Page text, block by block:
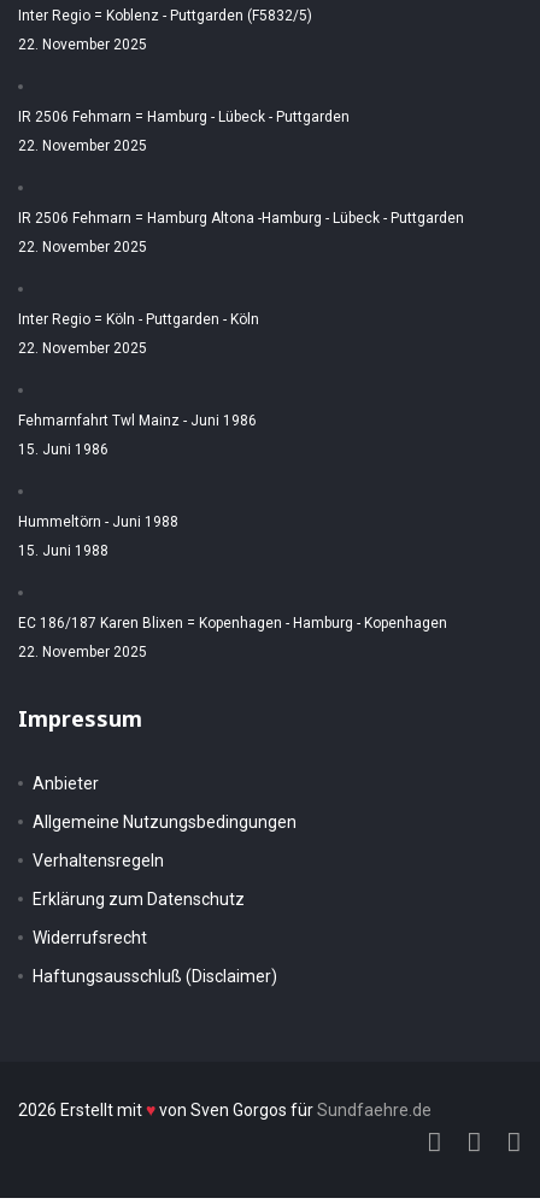
Inter Regio = Koblenz - Puttgarden (F5832/5)
22. November 2025
IR 2506 Fehmarn = Hamburg - Lübeck - Puttgarden
22. November 2025
IR 2506 Fehmarn = Hamburg Altona -Hamburg - Lübeck - Puttgarden
22. November 2025
Inter Regio = Köln - Puttgarden - Köln
22. November 2025
Fehmarnfahrt Twl Mainz - Juni 1986
15. Juni 1986
Hummeltörn - Juni 1988
15. Juni 1988
EC 186/187 Karen Blixen = Kopenhagen - Hamburg - Kopenhagen
22. November 2025
Impressum
Anbieter
Allgemeine Nutzungsbedingungen
Verhaltensregeln
Erklärung zum Datenschutz
Widerrufsrecht
Haftungsausschluß (Disclaimer)
2026 Erstellt mit♥von Sven Gorgos fürSundfaehre.de